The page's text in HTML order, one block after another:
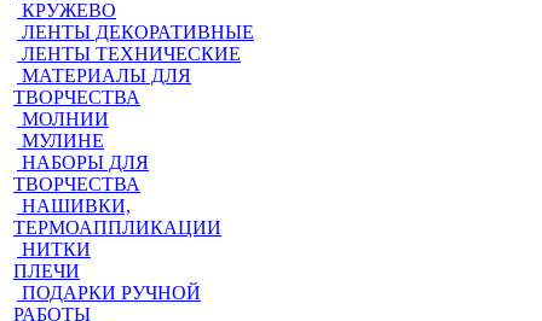
КРУЖЕВО
ЛЕНТЫ ДЕКОРАТИВНЫЕ
ЛЕНТЫ ТЕХНИЧЕСКИЕ
МАТЕРИАЛЫ ДЛЯ
ТВОРЧЕСТВА
МОЛНИИ
МУЛИНЕ
НАБОРЫ ДЛЯ
ТВОРЧЕСТВА
НАШИВКИ,
ТЕРМОАППЛИКАЦИИ
НИТКИ
ПЛЕЧИ
ПОДАРКИ РУЧНОЙ
РАБОТЫ